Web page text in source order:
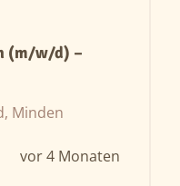
(m/w/d) –
Minden
vor 4 Monaten